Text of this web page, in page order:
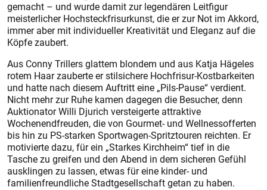
gemacht – und wurde damit zur legendären Leitfigur
meisterlicher Hochsteckfrisurkunst, die er zur Not im Akkord,
immer aber mit individueller Kreativität und Eleganz auf die
Köpfe zaubert.
Aus Conny Trillers glattem blondem und aus Katja Hägeles
rotem Haar zauberte er stilsichere Hochfrisur-Kostbarkeiten
und hatte nach diesem Auftritt eine „Pils-Pause“ verdient.
Nicht mehr zur Ruhe kamen dagegen die Besucher, denn
Auktionator Willi Djurich versteigerte attraktive
Wochenendfreuden, die von Gourmet- und Wellnessofferten
bis hin zu PS-starken Sportwagen-Spritztouren reichten. Er
motivierte dazu, für ein „Starkes Kirchheim“ tief in die
Tasche zu greifen und den Abend in dem sicheren Gefühl
ausklingen zu lassen, etwas für eine kinder- und
familienfreundliche Stadtgesellschaft getan zu haben.